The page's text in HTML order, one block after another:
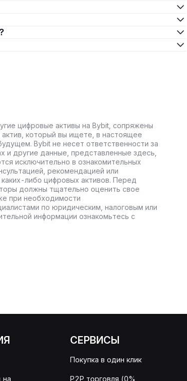
цифровые активы на Bybit, сопряжены
который вы ищете, в настоящее
Bybit не несет ответственности за
и другие данные, представленные здесь,
исключительно в ознакомительных
рекомендацией или
либо цифровых активов. Перед
должны тщательно оценить свое
при необходимости
по юридическим, налоговым или
информации ознакомьтесь с
на
СЕРВИСЫ
Покупка в один клик
P2P торговля (0%